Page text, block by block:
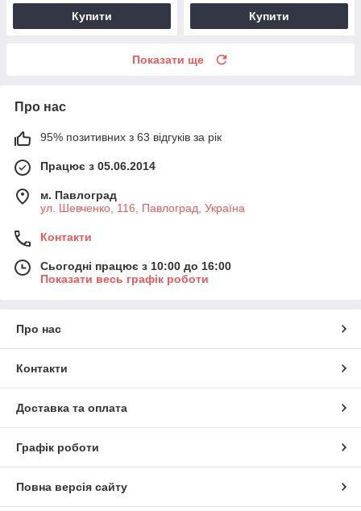
Купити Купити
Показати ще
Про нас
95% позитивних з 63 відгуків за рік
Працює з 05.06.2014
м. Павлоград
ул. Шевченко, 116, Павлоград, Україна
Контакти
Сьогодні працює з 10:00 до 16:00
Показати весь графік роботи
Про нас
Контакти
Доставка та оплата
Графік роботи
Повна версія сайту